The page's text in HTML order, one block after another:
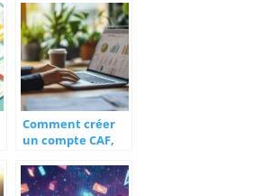
options
disponibles pour
des transactions
sécurisées
Comment créer
un compte CAF,
numéro et
devenir